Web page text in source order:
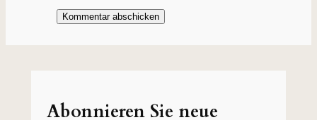
Abonnieren Sie neue